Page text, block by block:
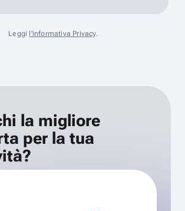
Leggi l'informativa Privacy.
la migliore
per la tua